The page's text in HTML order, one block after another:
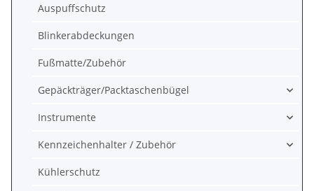
Auspuffschutz
Blinkerabdeckungen
Fußmatte/Zubehör
Gepäckträger/Packtaschenbügel
Instrumente
Kennzeichenhalter / Zubehör
Kühlerschutz